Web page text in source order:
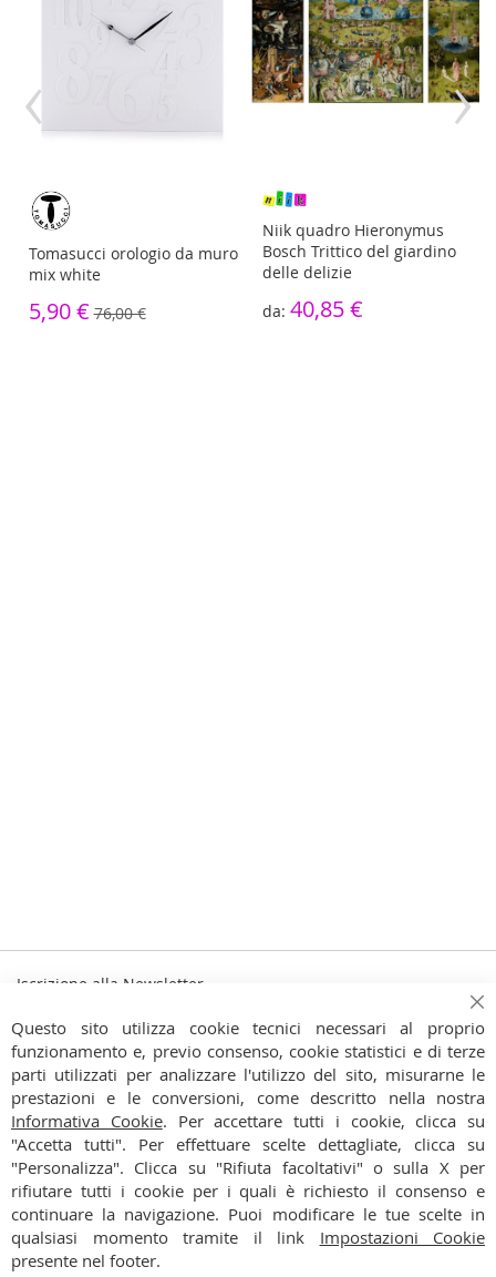
Tomasucci orologio da muro
mix white
5,90 € 76,00 €
Niik quadro Hieronymus
Bosch Trittico del giardino
delle delizie
40,85 €
‹ ›
Iscrizione alla Newsletter
alla
nostra
Newsletter:
Iscriviti
Ho preso visione dell'Informativa Privacy
CONTATTI
CONDIZIONI
PAGAMENTI
Questo sito utilizza cookie tecnici necessari al proprio
funzionamento e, previo consenso, cookie statistici e di terze
parti utilizzati per analizzare l'utilizzo del sito, misurarne le
prestazioni e le conversioni, come descritto nella nostra
Informativa Cookie. Per accettare tutti i cookie, clicca su
"Accetta tutti". Per effettuare scelte dettagliate, clicca su
"Personalizza". Clicca su "Rifiuta facoltativi" o sulla X per
rifiutare tutti i cookie per i quali è richiesto il consenso e
continuare la navigazione. Puoi modificare le tue scelte in
qualsiasi momento tramite il link Impostazioni Cookie
presente nel footer.